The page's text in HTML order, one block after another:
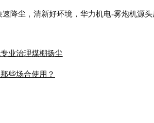
降尘，清新好环境，华力机电-雾炮机源头
业治理煤棚扬尘
些场合使用？